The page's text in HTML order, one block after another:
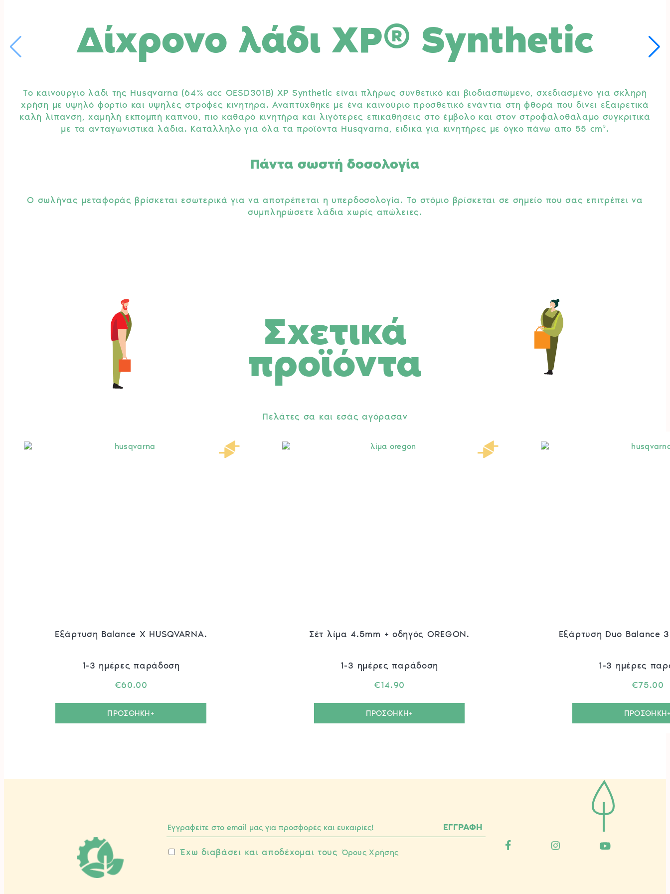
ποσότητα
Δίχρονο λάδι XP® Synthetic
Το καινούργιο λάδι της Husqvarna (64% acc OESD301B) XP Synthetic είναι πλήρως συνθετικό και βιοδιασπώμενο, σχεδιασμένο για σκληρή
χρήση με υψηλό φορτίο και υψηλές στροφές κινητήρα. Αναπτύχθηκε με ένα καινούριο προσθετικό ενάντια στη φθορά που δίνει εξαιρετικά
καλή λίπανση, χαμηλή εκπομπή καπνού, πιο καθαρό κινητήρα και λιγότερες επικαθήσεις στο έμβολο και στον στροφαλοθάλαμο συγκριτικά
με τα ανταγωνιστικά λάδια. Κατάλληλο για όλα τα προϊόντα Husqvarna, ειδικά για κινητήρες με όγκο πάνω απο 55 cm³.
Πάντα σωστή δοσολογία
Ο σωλήνας μεταφοράς βρίσκεται εσωτερικά για να αποτρέπεται η υπερδοσολογία. Το στόμιο βρίσκεται σε σημείο που σας επιτρέπει να
συμπληρώσετε λάδια χωρίς απώλειες.
Σχετικά
προϊόντα
Πελάτες σα και εσάς αγόρασαν
Εξάρτυση Balance X HUSQVARNA.
1-3 ημέρες παράδοση
€60.00
ΠΡΟΣΘΗΚΗ+
Σέτ λίμα 4.5mm + οδηγός OREGON.
1-3 ημέρες παράδοση
€14.90
ΠΡΟΣΘΗΚΗ+
Εξάρτυση Duo Balance
1-3 ημέρες
€75.00
Έχω διαβάσει και αποδέχομαι τους Όρους Χρήσης